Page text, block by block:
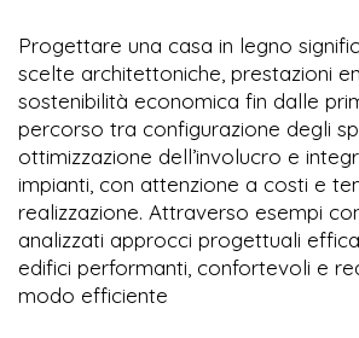
Progettare una casa in legno
scelte architettoniche, prestazioni
sostenibilità economica fin dalle
percorso tra configurazione degli
ottimizzazione dell’involucro e
impianti, con attenzione a costi e
realizzazione. Attraverso esempi
analizzati approcci progettuali
edifici performanti, confortevoli e
modo efficiente